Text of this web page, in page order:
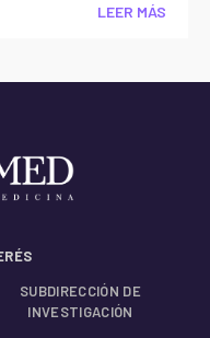
LEER MÁS
SUBDIRECCIÓN DE
INVESTIGACIÓN